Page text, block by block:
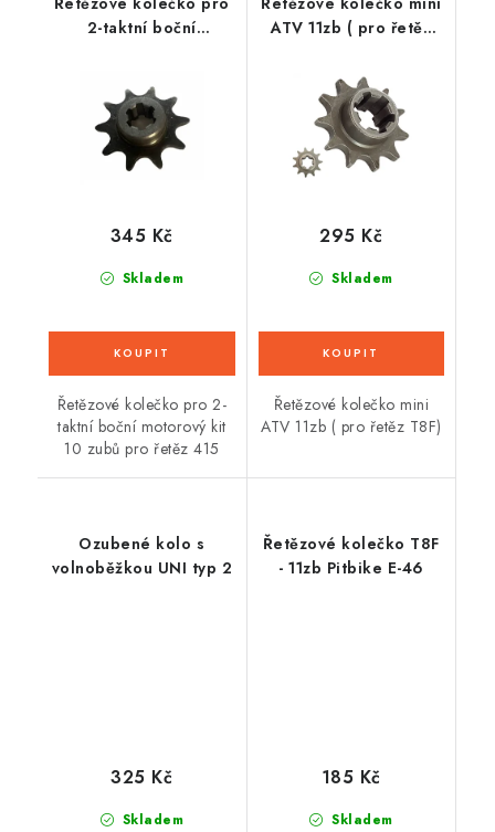
2-taktní boční
Skladem
345 Kč
Řetězové kolečko pro 2-
taktní boční motorový kit
10 zubů pro řetěz 415
ATV 11zb ( pro řetěz
Skladem
295 Kč
Řetězové kolečko mini
ATV 11zb ( pro řetěz T8F)
Ozubené kolo s
volnoběžkou UNI typ 2
Skladem
325 Kč
Řetězové kolečko T8F
- 11zb Pitbike E-46
Skladem
185 Kč